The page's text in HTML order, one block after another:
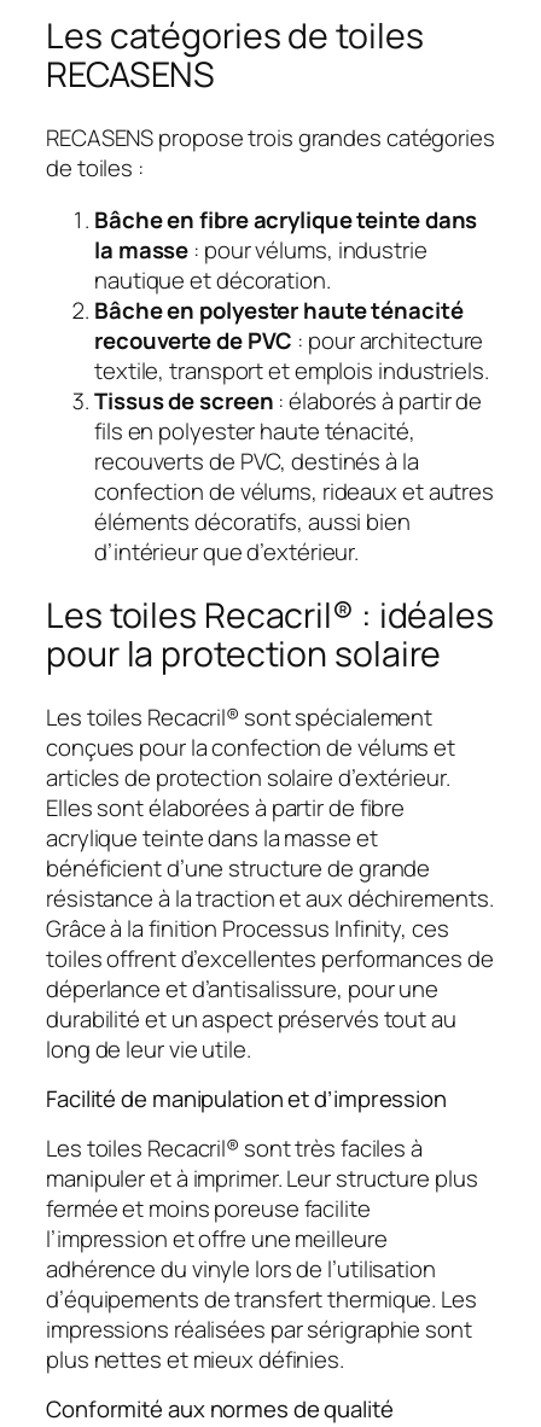
Les catégories de toiles
RECASENS
RECASENS propose trois grandes catégories
de toiles :
Bâche en fibre acrylique teinte dans
la masse : pour vélums, industrie
nautique et décoration.
Bâche en polyester haute ténacité
recouverte de PVC : pour architecture
textile, transport et emplois industriels.
Tissus de screen : élaborés à partir de
fils en polyester haute ténacité,
recouverts de PVC, destinés à la
confection de vélums, rideaux et autres
éléments décoratifs, aussi bien
d’intérieur que d’extérieur.
Les toiles Recacril® : idéales
pour la protection solaire
Les toiles Recacril® sont spécialement
conçues pour la confection de vélums et
articles de protection solaire d’extérieur.
Elles sont élaborées à partir de fibre
acrylique teinte dans la masse et
bénéficient d’une structure de grande
résistance à la traction et aux déchirements.
Grâce à la finition Processus Infinity, ces
toiles offrent d’excellentes performances de
déperlance et d’antisalissure, pour une
durabilité et un aspect préservés tout au
long de leur vie utile.
Facilité de manipulation et d’impression
Les toiles Recacril® sont très faciles à
manipuler et à imprimer. Leur structure plus
fermée et moins poreuse facilite
l’impression et offre une meilleure
adhérence du vinyle lors de l’utilisation
d’équipements de transfert thermique. Les
impressions réalisées par sérigraphie sont
plus nettes et mieux définies.
Conformité aux normes de qualité